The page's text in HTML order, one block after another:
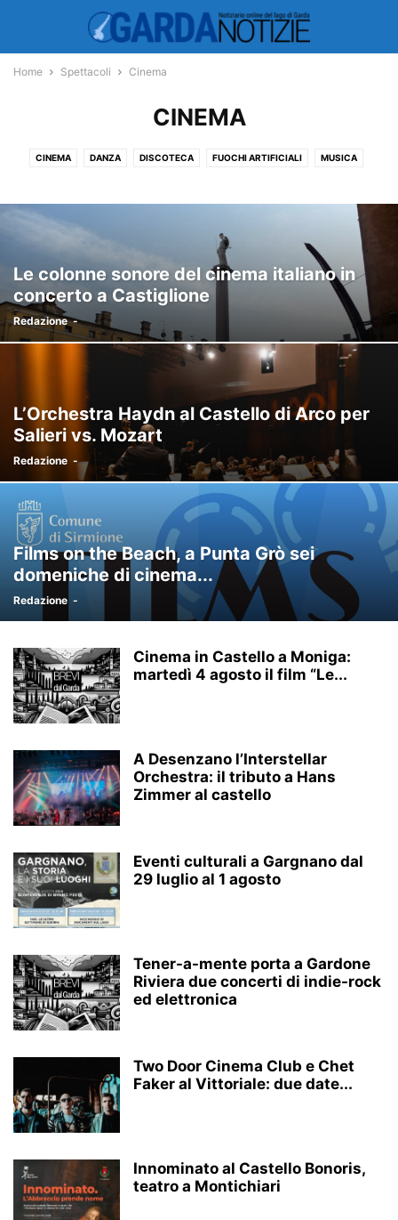
Home Spettacoli Cinema
CINEMA
CINEMA DANZA DISCOTECA FUOCHI ARTIFICIALI MUSICA
Le colonne sonore del cinema italiano in
concerto a Castiglione
Redazione -
L’Orchestra Haydn al Castello di Arco per
Salieri vs. Mozart
Redazione -
Films on the Beach, a Punta Grò sei
domeniche di cinema...
Redazione -
Cinema in Castello a Moniga:
martedì 4 agosto il film “Le...
A Desenzano l’Interstellar
Orchestra: il tributo a Hans
Zimmer al castello
Eventi culturali a Gargnano dal
29 luglio al 1 agosto
Tener-a-mente porta a Gardone
Riviera due concerti di indie-rock
ed elettronica
Two Door Cinema Club e Chet
Faker al Vittoriale: due date...
Innominato al Castello Bonoris,
teatro a Montichiari